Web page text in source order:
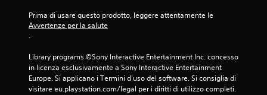
t
a
Prima di usare questo prodotto, leggere attentamente le
Avvertenze per la salute
.
Library programs ©Sony Interactive Entertainment Inc. concesso
in licenza esclusivamente a Sony Interactive Entertainment
Europe. Si applicano i Termini d'uso del software. Si consiglia di
visitare eu.playstation.com/legal per i diritti di utilizzo completi.